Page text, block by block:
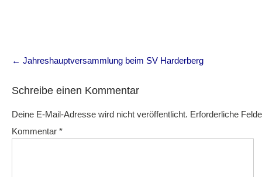
Post
navigation
← Jahreshauptversammlung beim SV Harderberg
Schreibe einen Kommentar
Deine E-Mail-Adresse wird nicht veröffentlicht. Erforderliche
Kommentar *